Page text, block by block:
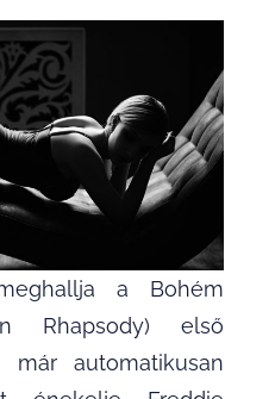
a Bohém
Rhapsody) első
már automatikusan